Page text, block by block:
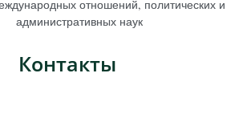
отношений, политических и
административных наук
Контакты